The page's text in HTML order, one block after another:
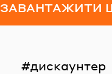
ЗАВАНТАЖИТИ
дискаунтер